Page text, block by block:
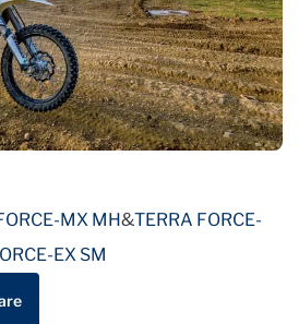
MX MH&TERRA FORCE-
EX SM